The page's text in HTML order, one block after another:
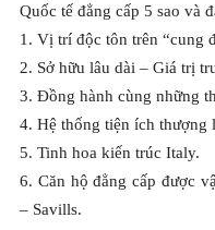
Quốc tế đẳng cấp 5 sao và
1. Vị trí độc tôn trên “cung
2. Sở hữu lâu dài – Giá trị
3. Đồng hành cùng những
4. Hệ thống tiện ích thượng
5. Tinh hoa kiến trúc Italy.
6. Căn hộ đẳng cấp được
– Savills.